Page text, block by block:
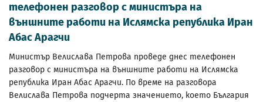
телефонен разговор с министъра на
външните работи на Ислямска република Иран
Абас Арагчи
Министър Велислава Петрова проведе днес телефонен
разговор с министъра на външните работи на Ислямска
република Иран Абас Арагчи. По време на разговора
Велислава Петрова подчерта значението, което България